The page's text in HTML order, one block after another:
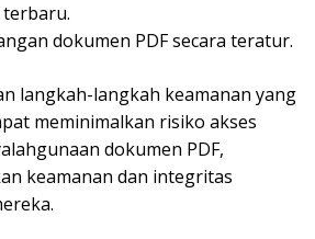
dokumen PDF secara teratur.
langkah-langkah keamanan yang
meminimalkan risiko akses
dokumen PDF,
keamanan dan integritas